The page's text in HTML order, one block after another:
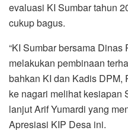
evaluasi KI Sumbar tahun
cukup bagus.
“KI Sumbar bersama
melakukan pembinaan
bahkan KI dan Kadis DPM,
ke nagari melihat kesiapan
lanjut Arif Yumardi yang
Apresiasi KIP Desa ini.